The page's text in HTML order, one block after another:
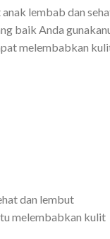
lembab dan
baik Anda
melembabkan
dan lembut
melembabkan kulit